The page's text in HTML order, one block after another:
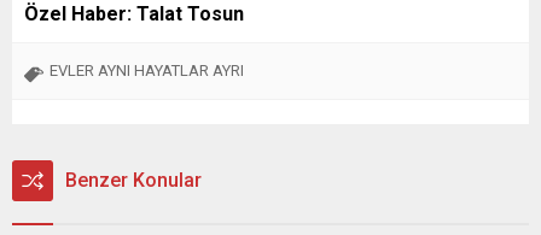
Özel Haber: Talat Tosun
EVLER AYNI HAYATLAR AYRI
Benzer Konular